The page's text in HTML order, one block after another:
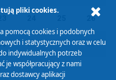
26
01 02 03
pliki cookies.
pomocą cookies i podobnych
i statystycznych oraz w celu
indywidualnych potrzeb
je współpracujący z nami
dostawcy aplikacji